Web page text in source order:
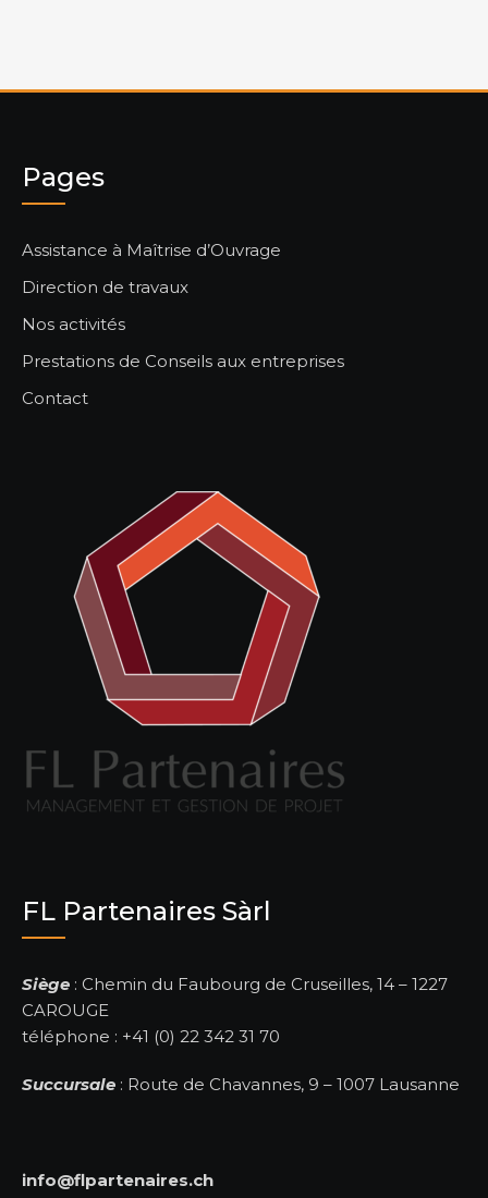
Pages
Assistance à Maîtrise d’Ouvrage
Direction de travaux
Nos activités
Prestations de Conseils aux entreprises
Contact
FL Partenaires Sàrl
Siège : Chemin du Faubourg de Cruseilles, 14 – 1227
CAROUGE
téléphone : +41 (0) 22 342 31 70
Succursale : Route de Chavannes, 9 – 1007 Lausanne
info@flpartenaires.ch